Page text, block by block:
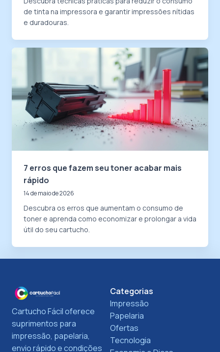
de tinta na impressora e garantir impressões nítidas
e duradouras.
7 erros que fazem seu toner acabar mais
rápido
14 de maio de 2026
Descubra os erros que aumentam o consumo de
toner e aprenda como economizar e prolongar a vida
útil do seu cartucho.
Cartucho Fácil oferece
suprimentos para
impressão, papelaria,
envio rápido e condições
Categorias
Impressão
Papelaria
Ofertas
Tecnologia